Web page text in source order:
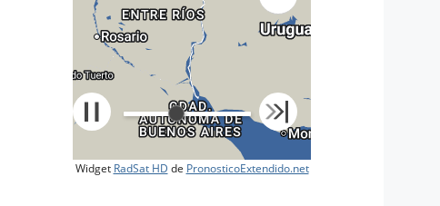
Widget RadSat HD de PronosticoExtendido.net